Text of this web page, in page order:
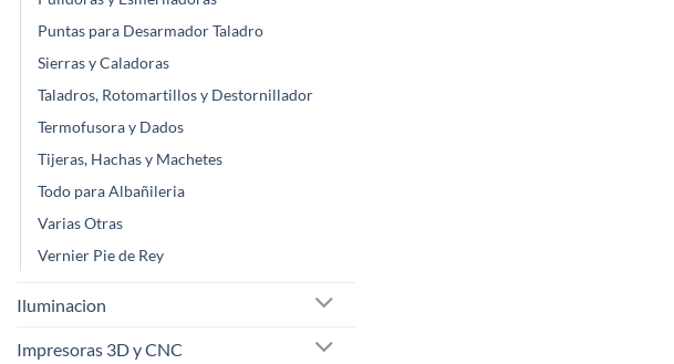
Puntas para Desarmador Taladro
Sierras y Caladoras
Taladros, Rotomartillos y Destornillador
Termofusora y Dados
Tijeras, Hachas y Machetes
Todo para Albañileria
Varias Otras
Vernier Pie de Rey
Iluminacion
Impresoras 3D y CNC